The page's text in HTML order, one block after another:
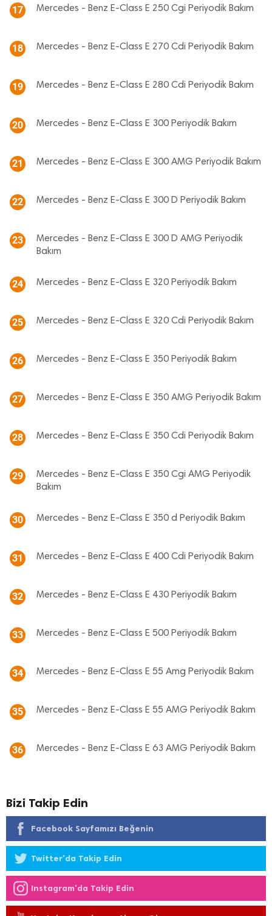
17 Mercedes - Benz E-Class E 250 Cgi Periyodik Bakım
18 Mercedes - Benz E-Class E 270 Cdi Periyodik Bakım
19 Mercedes - Benz E-Class E 280 Cdi Periyodik Bakım
20 Mercedes - Benz E-Class E 300 Periyodik Bakım
21 Mercedes - Benz E-Class E 300 AMG Periyodik Bakım
22 Mercedes - Benz E-Class E 300 D Periyodik Bakım
23
Mercedes - Benz E-Class E 300 D AMG Periyodik
Bakım
24 Mercedes - Benz E-Class E 320 Periyodik Bakım
25 Mercedes - Benz E-Class E 320 Cdi Periyodik Bakım
26 Mercedes - Benz E-Class E 350 Periyodik Bakım
27 Mercedes - Benz E-Class E 350 AMG Periyodik Bakım
28 Mercedes - Benz E-Class E 350 Cdi Periyodik Bakım
29
Mercedes - Benz E-Class E 350 Cgi AMG Periyodik
Bakım
30 Mercedes - Benz E-Class E 350 d Periyodik Bakım
31 Mercedes - Benz E-Class E 400 Cdi Periyodik Bakım
32 Mercedes - Benz E-Class E 430 Periyodik Bakım
33 Mercedes - Benz E-Class E 500 Periyodik Bakım
34 Mercedes - Benz E-Class E 55 Amg Periyodik Bakım
35 Mercedes - Benz E-Class E 55 AMG Periyodik Bakım
36 Mercedes - Benz E-Class E 63 AMG Periyodik Bakım
Bizi Takip Edin
Facebook Sayfamızı Beğenin
Twitter'da Takip Edin
Instagram'da Takip Edin